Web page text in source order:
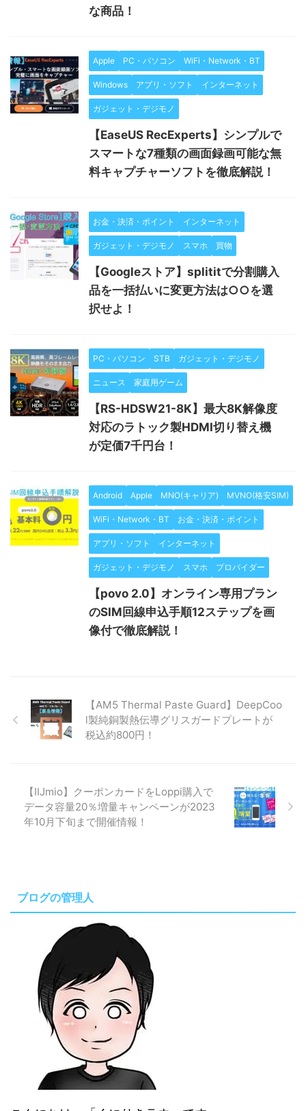
な商品！
Apple PC・パソコン WiFi・Network・BT
Windows アプリ・ソフト インターネット
ガジェット・デジモノ
【EaseUS RecExperts】シンプルで
スマートな7種類の画面録画可能な無
料キャプチャーソフトを徹底解説！
お金・決済・ポイント インターネット
ガジェット・デジモノ スマホ 買物
【Googleストア】splititで分割購入
品を一括払いに変更方法は○○を選
択せよ！
PC・パソコン STB ガジェット・デジモノ
ニュース 家庭用ゲーム
【RS-HDSW21-8K】最大8K解像度
対応のラトック製HDMI切り替え機
が定価7千円台！
Android Apple MNO(キャリア) MVNO(格安SIM)
WiFi・Network・BT お金・決済・ポイント
アプリ・ソフト インターネット
ガジェット・デジモノ スマホ プロバイダー
【povo 2.0】オンライン専用プラン
のSIM回線申込手順12ステップを画
像付で徹底解説！
【AM5 Thermal Paste Guard】DeepCoo
l製純銅製熱伝導グリスガードプレートが
税込約800円！
【IIJmio】クーポンカードをLoppi購入で
データ容量20％増量キャンペーンが2023
年10月下旬まで開催情報！
ブログの管理人